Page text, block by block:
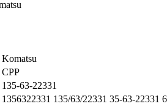
Komatsu
CPP
135-63-22331
1356322331 135/63/22331 35-63-22331